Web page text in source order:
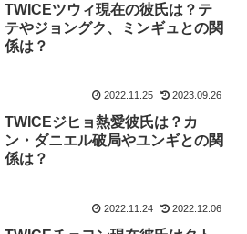
TWICEツウィ現在の彼氏は？テ
テやジョングク、ミンギュとの関
係は？
2022.11.25 2023.09.26
TWICEジヒョ熱愛彼氏は？カ
ン・ダニエル破局やユンギとの関
係は？
2022.11.24 2022.12.06